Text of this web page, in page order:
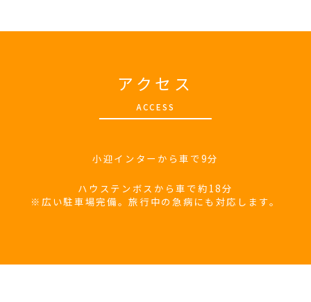
アクセス
ACCESS
小迎インターから車で9分
ハウステンボスから車で約18分
※広い駐車場完備。旅行中の急病にも対応します。